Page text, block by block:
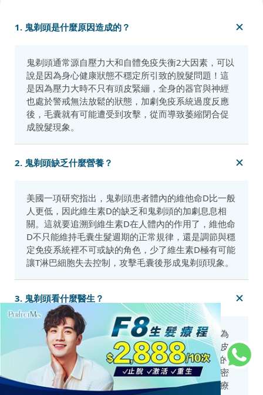
1. 鬼剃頭是什麼原因造成的？
鬼剃頭通常源自壓力大和自體免疫失衡2大因素，可以
說是因為身心健康狀態不穩定所引致的脫髮問題！這
是因為壓力大時不只有頭皮緊繃，全身的器官與神經
也處於警戒無法放鬆的狀態，加劇免疫系統過度反應
後，毛囊就有可能遭受到攻擊，從而導致萎縮閉合促
成脫髮現象。
2. 鬼剃頭缺乏什麼營養？
美國一項研究指出，鬼剃頭患者體內的維他命D比一般
人更低，因此維生素D的缺乏和鬼剃頭的加劇息息相
關。這就要追溯到維生素D在人體內的作用了，維他命
D不只能維持毛囊生髮週期的正常規律，還是調節與穩
定免疫系統裡不可或缺的角色，少了維生素D極有可能
讓T淋巴細胞失去控制，攻擊毛囊後形成鬼剃頭現象。
3. 鬼剃頭看什麼醫生？
察覺到自己有鬼剃頭後可以諮詢皮膚專科，這是因為
鬼剃頭屬於脫髮問題的一種，而脫髮問題主要和頭皮
與毛囊狀態有關，像皮膚科專家，或是生髮中心裡的
專業顧問都能幫鬼剃頭患者檢查毛囊狀態與頭髮的密
度，判斷鬼剃頭的嚴重程度後也會附上相對應的治療